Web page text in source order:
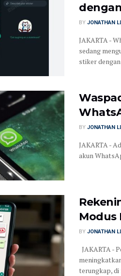
BY JONATHAN
JAKARTA -
sedang
stiker dengan
BY JONATHAN
JAKARTA -
akun
Modus
BY JONATHAN
JAKARTA -
terungkap, di